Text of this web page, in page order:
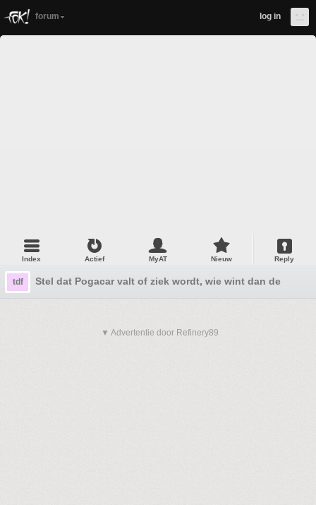
forum log in
Index Actief MyAT Nieuw Reply
tdf Stel dat Pogacar valt of ziek wordt, wie wint dan de Tour?
▼ Advertentie door Refinery89